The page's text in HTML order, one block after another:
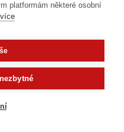
se svolením provozovatele
| design:Rency
,
platformám některé osobní
poradit?Zeptejt